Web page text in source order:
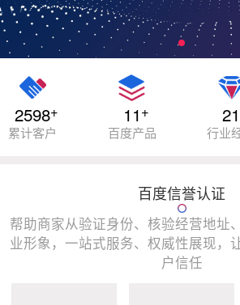
2598+
累计客户
11+
百度产品
21
行业
百度信誉认证
帮助商家从验证身份、核验经营地址
业形象，一站式服务、权威性展现，
户信任